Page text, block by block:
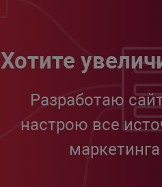
Хотите
Разработаю
настрою все